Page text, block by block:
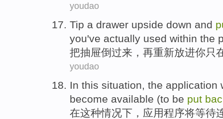
youdao
Tip a drawer upside down and
you've actually used within the
把抽屉倒过来 ，再重新放进你只
youdao
In this situation , the application
become available (to be put
在这种情况下 ， 应用程序将等待